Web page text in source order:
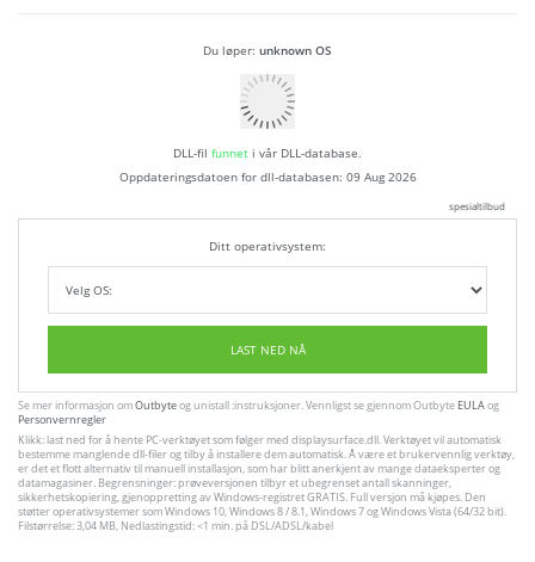
Du løper: unknown OS
DLL-fil funnet i vår DLL-database.
Oppdateringsdatoen for dll-databasen: 09 Aug 2026
spesialtilbud
Ditt operativsystem:
LAST NED NÅ
Se mer informasjon omOutbyteog unistall :instruksjoner. Vennligst se gjennom Outbyte EULAog
Personvernregler
Klikk: last ned for å hente PC-verktøyet som følger med displaysurface.dll. Verktøyet vil automatisk
bestemme manglende dll-filer og tilby å installere dem automatisk. Å være et brukervennlig verktøy,
er det et flott alternativ til manuell installasjon, som har blitt anerkjent av mange dataeksperter og
datamagasiner. Begrensninger: prøveversjonen tilbyr et ubegrenset antall skanninger,
sikkerhetskopiering, gjenoppretting av Windows-registret GRATIS. Full versjon må kjøpes. Den
støtter operativsystemer som Windows 10, Windows 8 / 8.1, Windows 7 og Windows Vista (64/32 bit).
Filstørrelse: 3,04 MB, Nedlastingstid: <1 min. på DSL/ADSL/kabel